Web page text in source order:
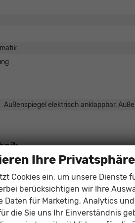
Außenspiegel elektrisch anklappbar,
Ihre Privatsphäre
Cookies ein, um unsere Dienste
berücksichtigen wir Ihre
Daten für Marketing, Analytics und
die Sie uns Ihr Einverständnis